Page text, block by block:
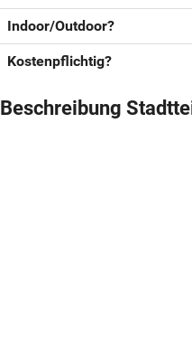
Indoor/Outdoor?
Kostenpflichtig?
Beschreibung